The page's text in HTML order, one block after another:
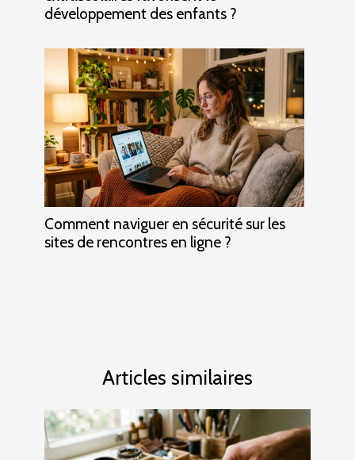
développement des enfants ?
Comment naviguer en sécurité sur les
sites de rencontres en ligne ?
Articles similaires